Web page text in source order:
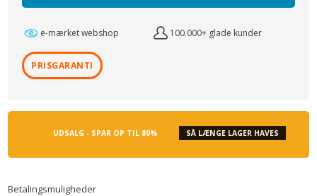
e-mærket webshop 100.000+ glade kunder
PRISGARANTI
UDSALG - SPAR OP TIL 80% SÅ LÆNGE LAGER HAVES
Betalingsmuligheder